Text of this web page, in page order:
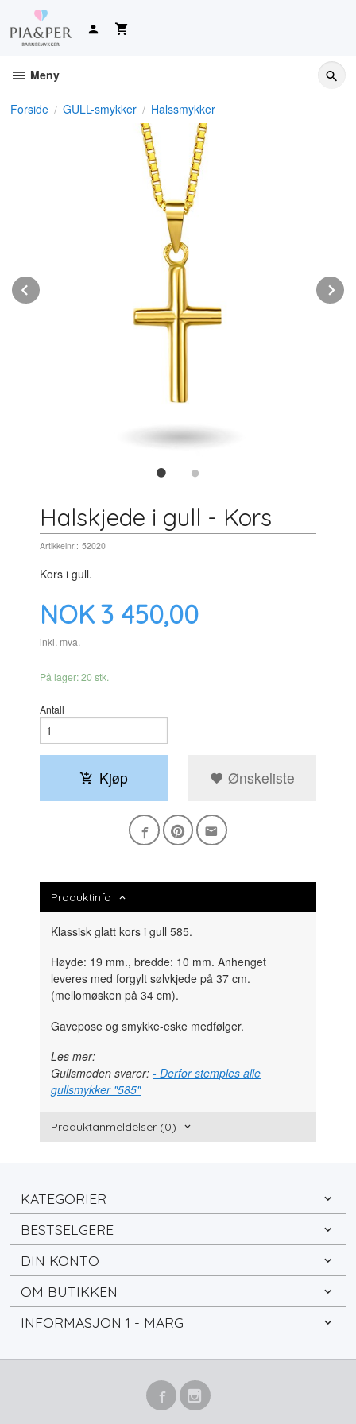
innholdet
Meny
Forside GULL-smykker Halssmykker
Prev
Halskjede i gull - Kors
Artikkelnr.: 52020
Kors i gull.
Pris
NOK 3 450,00
inkl. mva.
På lager: 20 stk.
Antall
Kjøp Ønskeliste
Produktinfo
Klassisk glatt kors i gull 585.
Høyde: 19 mm., bredde: 10 mm. Anhenget
leveres med forgylt sølvkjede på 37 cm.
(mellomøsken på 34 cm).
Gavepose og smykke-eske medfølger.
Les mer:
Gullsmeden svarer:- Derfor stemples alle
gullsmykker "585"
Produktanmeldelser (0)
KATEGORIER
BESTSELGERE
DIN KONTO
OM BUTIKKEN
INFORMASJON 1 - MARG